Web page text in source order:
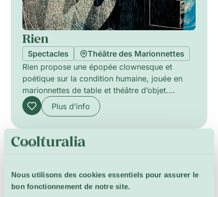
Nous utilisons des cookies essentiels pour assurer le
bon fonctionnement de notre site.
Rien
Spectacles
Théâtre des Marionnettes
Rien propose une épopée clownesque et
poétique sur la condition humaine, jouée en
marionnettes de table et théâtre d’objet.
Aurélie Gourvès et Délia Sartor assurent le jeu
et la manipulation, dans une scénographie
et François Accard assistent la mise en scène,
et Émile Parisien compose la musique. Le
croyances erronées, rivalités, peur du vide et
ennui avec humour tendre et mélancolie. Tout
Plus d’info